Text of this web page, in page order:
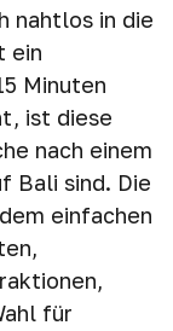
nahtlos in die
ein
Minuten
ist diese
nach einem
Bali sind. Die
einfachen
für